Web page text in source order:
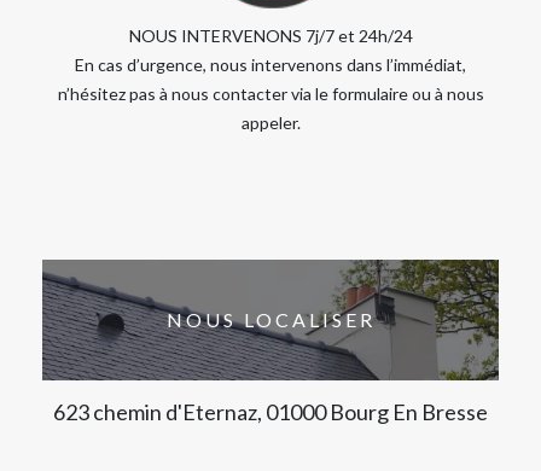
NOUS INTERVENONS 7j/7 et 24h/24
En cas d’urgence, nous intervenons dans l’immédiat,
n’hésitez pas à nous contacter via le formulaire ou à nous
appeler.
NOUS LOCALISER
623 chemin d'Eternaz, 01000 Bourg En Bresse